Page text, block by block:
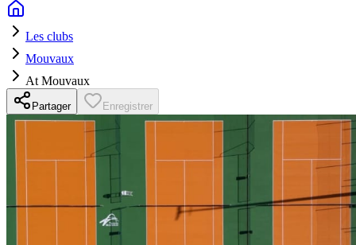
Les clubs
Mouvaux
At Mouvaux
Partager Enregistrer